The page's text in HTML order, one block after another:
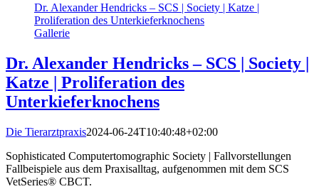
Dr. Alexander Hendricks – SCS | Society | Katze |
Proliferation des Unterkieferknochens
Gallerie
Dr. Alexander Hendricks – SCS | Society |
Katze | Proliferation des
Unterkieferknochens
Die Tierarztpraxis2024-06-24T10:40:48+02:00
Sophisticated Computertomographic Society | Fallvorstellungen
Fallbeispiele aus dem Praxisalltag, aufgenommen mit dem SCS
VetSeries® CBCT.